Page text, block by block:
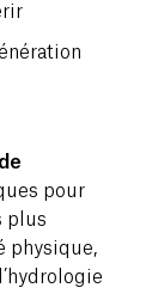
pour
plus
physique,
hydrologie